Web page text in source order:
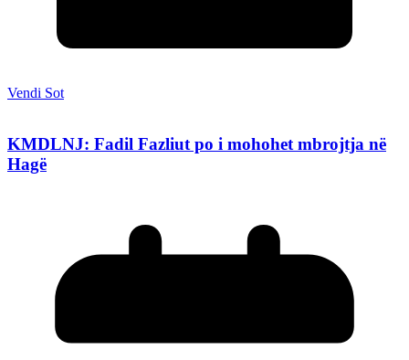
Vendi Sot
KMDLNJ: Fadil Fazliut po i mohohet mbrojtja në
Hagë